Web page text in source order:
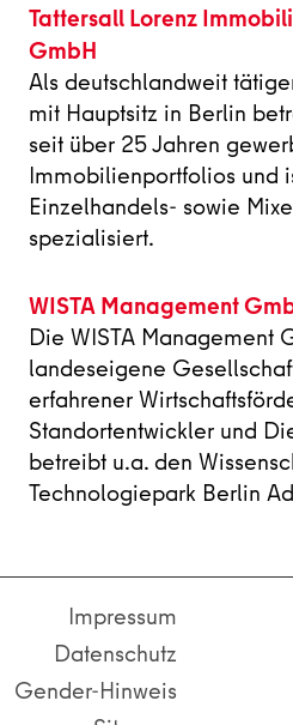
Tattersall Lorenz
GmbH
Als deutschlandweit
mit Hauptsitz in Berlin
seit über 25 Jahren
Immobilienportfolios und
Einzelhandels- sowie
spezialisiert.
WISTA Management
Die WISTA Management
landeseigene
erfahrener
Standortentwickler und
betreibt u.a. den
Technologiepark Berlin
Impressum
Datenschutz
Gender-Hinweis